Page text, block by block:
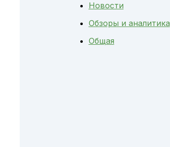
Новости
Обзоры и аналитика
Общая